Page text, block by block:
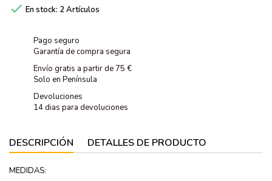
 En stock: 2 Artículos
Pago seguro
Garantía de compra segura
Envío gratis a partir de 75 €
Solo en Península
Devoluciones
14 dias para devoluciones
DESCRIPCIÓN DETALLES DE PRODUCTO
MEDIDAS: